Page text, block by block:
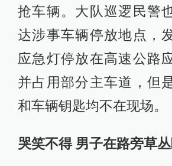
抢车辆。大队巡逻民警
达涉事车辆停放地点，
应急灯停放在高速公路
并占用部分主车道，但
和车辆钥匙均不在现场。
哭笑不得 男子在路旁草